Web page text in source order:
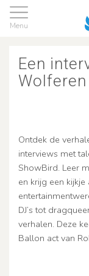
Een
Wolferen
Ontdek de
interviews met
ShowBird. Leer
en krijg een
DJ’s tot
verhalen. Deze
Ballon act van